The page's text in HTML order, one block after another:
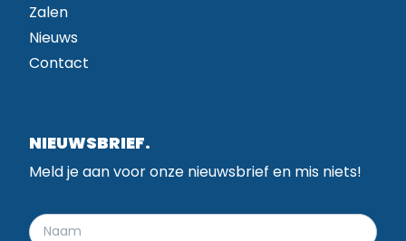
Zalen
Nieuws
Contact
NIEUWSBRIEF.
Meld je aan voor onze nieuwsbrief en mis niets!